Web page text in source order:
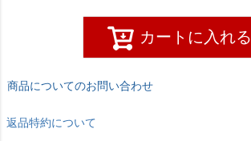
カートに入れる
商品についてのお問い合わせ
返品特約について